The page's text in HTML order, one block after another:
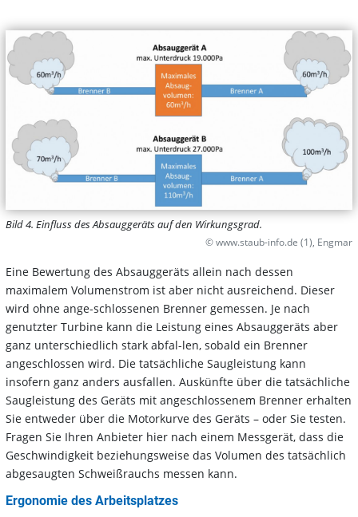
Bild 4. Einfluss des Absauggeräts auf den Wirkungsgrad.
© www.staub-info.de (1), Engmar
Eine Bewertung des Absauggeräts allein nach dessen
maximalem Volumenstrom ist aber nicht ausreichend. Dieser
wird ohne ange-schlossenen Brenner gemessen. Je nach
genutzter Turbine kann die Leistung eines Absauggeräts aber
ganz unterschiedlich stark abfal-len, sobald ein Brenner
angeschlossen wird. Die tatsächliche Saugleistung kann
insofern ganz anders ausfallen. Auskünfte über die tatsächliche
Saugleistung des Geräts mit angeschlossenem Brenner erhalten
Sie entweder über die Motorkurve des Geräts – oder Sie testen.
Fragen Sie Ihren Anbieter hier nach einem Messgerät, dass die
Geschwindigkeit beziehungsweise das Volumen des tatsächlich
abgesaugten Schweißrauchs messen kann.
Ergonomie des Arbeitsplatzes